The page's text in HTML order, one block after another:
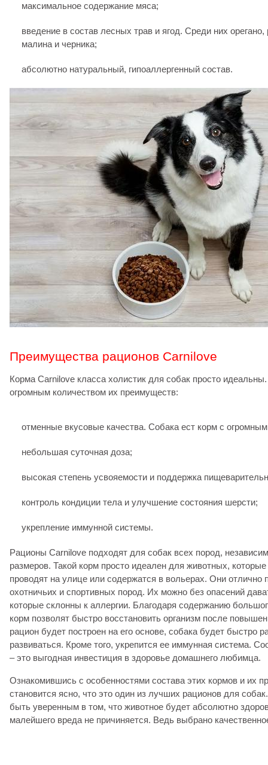
максимальное содержание мяса;
введение в состав лесных трав и ягод. Среди них
малина и черника;
абсолютно натуральный, гипоаллергенный состав.
Преимущества рационов Carnilove
Корма Carnilove класса холистик для собак просто
огромным количеством их преимуществ:
отменные вкусовые качества. Собака ест корм с
небольшая суточная доза;
высокая степень усвояемости и поддержка
контроль кондиции тела и улучшение состояния шерсти;
укрепление иммунной системы.
Рационы Carnilove подходят для собак всех пород,
размеров. Такой корм просто идеален для животных,
проводят на улице или содержатся в вольерах. Они отлично
охотничьих и спортивных пород. Их можно без опасений
которые склонны к аллергии. Благодаря содержанию
корм позволят быстро восстановить организм после
рацион будет построен на его основе, собака будет быстро
развиваться. Кроме того, укрепится ее иммунная система.
– это выгодная инвестиция в здоровье домашнего любимца.
Ознакомившись с особенностями состава этих кормов и их
становится ясно, что это один из лучших рационов для
быть уверенным в том, что животное будет абсолютно
малейшего вреда не причиняется. Ведь выбрано